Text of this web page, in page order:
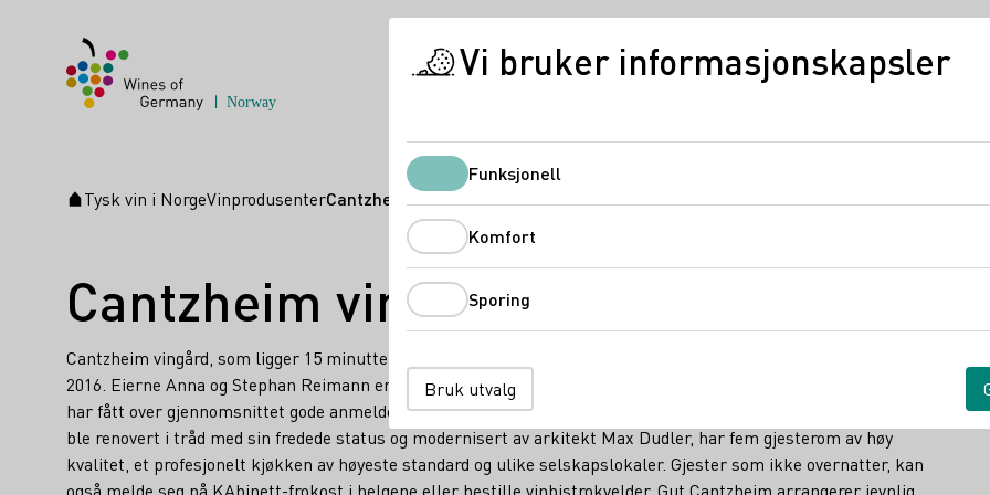
Startside
Tysk vin i NorgeVinprodusenterCantzheim Winery GbR
Cantzheim vingård eGbR
Cantzheim vingård, som ligger 15 minutter fra Trier og den luxembourgske grensen ved Saar-sjøen, ble grunnlagt i
2016. Eierne Anna og Stephan Reimann er ansvarlige for vindyrking og vinifikasjon av vinene. De første årgangene
har fått over gjennomsnittet gode anmeldelser og er blitt svært godt mottatt i inn- og utland. Eiendommen, som
ble renovert i tråd med sin fredede status og modernisert av arkitekt Max Dudler, har fem gjesterom av høy
kvalitet, et profesjonelt kjøkken av høyeste standard og ulike selskapslokaler. Gjester som ikke overnatter, kan
også melde seg på KAbinett-frokost i helgene eller bestille vinbistrokvelder. Gut Cantzheim arrangerer jevnlig
Vi bruker informasjonskapsler
FunksjonellFunksjonell
Komfort
Sporing
Bruk utvalg